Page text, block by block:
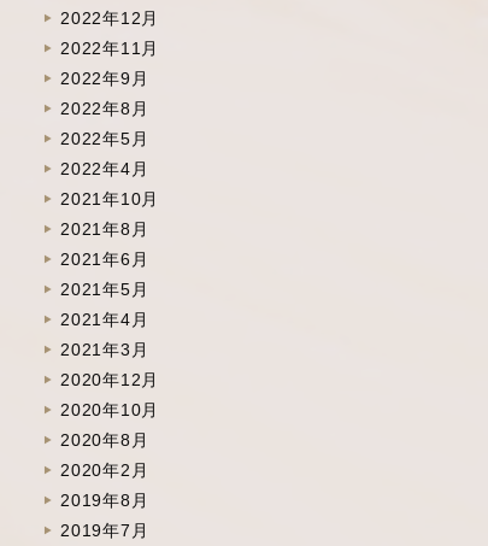
2022年12月
2022年11月
2022年9月
2022年8月
2022年5月
2022年4月
2021年10月
2021年8月
2021年6月
2021年5月
2021年4月
2021年3月
2020年12月
2020年10月
2020年8月
2020年2月
2019年8月
2019年7月